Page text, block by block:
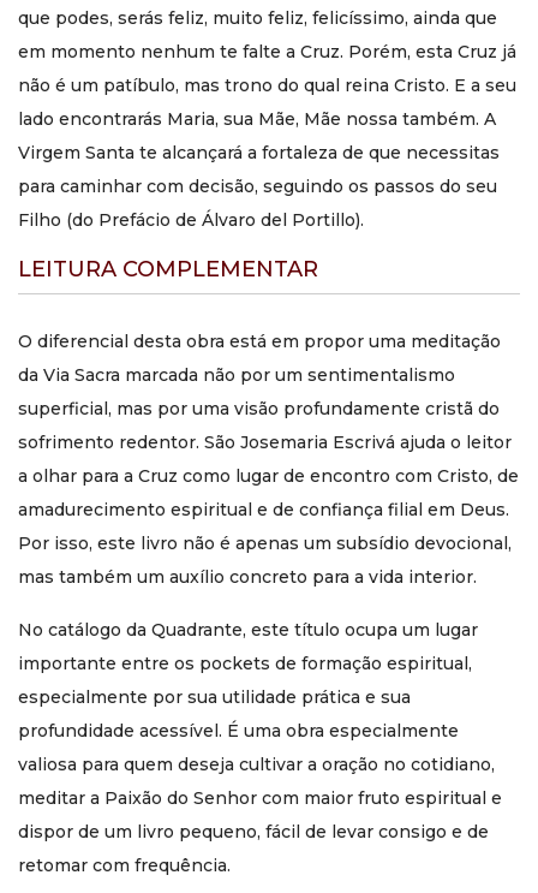
Exerceu também a função de capelão do Patronato dos
enquanto fazia o doutorado em Direito Civil.
Sobre o que é este livro?
Este livro é uma Via Sacra para meditar os passos da Paixão
de Cristo à luz da espiritualidade de São Josemaria Escrivá.
A obra ajuda o leitor a contemplar a Cruz com fé, esperança
e amor.
indicada?
vida interior e ter um apoio espiritual breve e acessível para
a meditação da Paixão de Cristo.
Este livro é mais devocional
ou mais formativo?
As duas dimensões estão presentes. Trata-se de uma obra
ajuda a compreender a Cruz em sua profundidade cristã e a
tirar frutos concretos para a vida espiritual.
É um livro adequado apenas
para a Quaresma?
Não. Embora seja especialmente oportuno no tempo da
Quaresma, o livro pode ser usado durante todo o ano
como apoio à oração, à meditação e à contemplação da
Paixão do Senhor.
que podes, serás feliz, muito feliz, felicíssimo, ainda que
em momento nenhum te falte a Cruz. Porém, esta Cruz já
não é um patíbulo, mas trono do qual reina Cristo. E a seu
lado encontrarás Maria, sua Mãe, Mãe nossa também. A
Virgem Santa te alcançará a fortaleza de que necessitas
para caminhar com decisão, seguindo os passos do seu
Filho (do Prefácio de Álvaro del Portillo).
LEITURA COMPLEMENTAR
O diferencial desta obra está em propor uma meditação
da Via Sacra marcada não por um sentimentalismo
superficial, mas por uma visão profundamente cristã do
sofrimento redentor. São Josemaria Escrivá ajuda o leitor
a olhar para a Cruz como lugar de encontro com Cristo, de
amadurecimento espiritual e de confiança filial em Deus.
Por isso, este livro não é apenas um subsídio devocional,
mas também um auxílio concreto para a vida interior.
No catálogo da Quadrante, este título ocupa um lugar
importante entre os pockets de formação espiritual,
especialmente por sua utilidade prática e sua
profundidade acessível. É uma obra especialmente
valiosa para quem deseja cultivar a oração no cotidiano,
meditar a Paixão do Senhor com maior fruto espiritual e
dispor de um livro pequeno, fácil de levar consigo e de
retomar com frequência.